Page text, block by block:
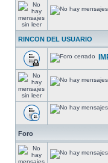
RINCON DEL USUARIO
Foro